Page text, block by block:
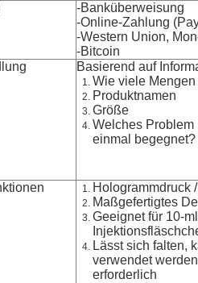
-Banküberweisung
-Online-Zahlung
-Western Union,
-Bitcoin
Basierend auf
Wie viele Mengen
Produktnamen
Größe
Welches Problem
einmal begegnet?
Hologrammdruck
Maßgefertigtes
Geeignet für 10-
Lässt sich falten,
verwendet
erforderlich